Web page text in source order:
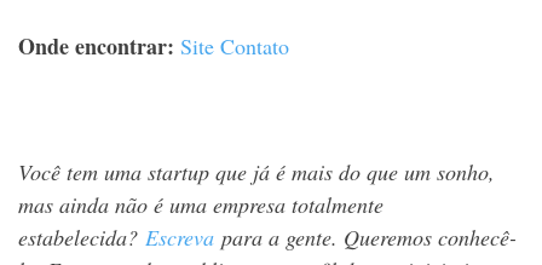
Onde encontrar: Site Contato
Você tem uma startup que já é mais do que um sonho,
mas ainda não é uma empresa totalmente
estabelecida? Escreva para a gente. Queremos conhecê-